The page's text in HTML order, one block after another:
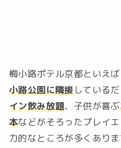
梅小路ポテル京都といえば
小路公園に隣接しているだ
イン飲み放題、子供が喜ぶ
本などがそろったプレイエ
力的なところが多くありま